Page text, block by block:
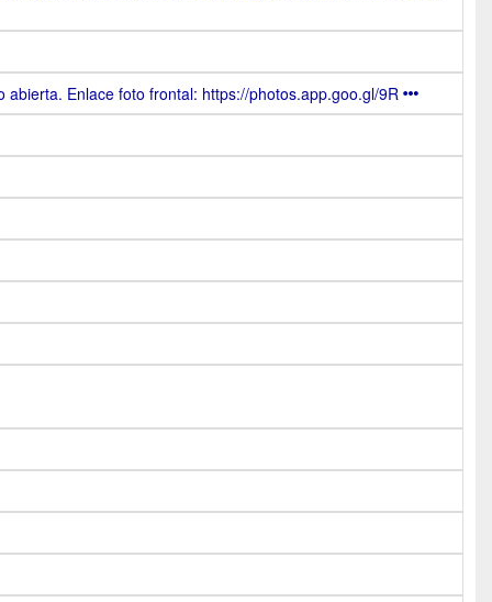
abierta. Enlace foto frontal: https://photos.app.goo.gl/9R